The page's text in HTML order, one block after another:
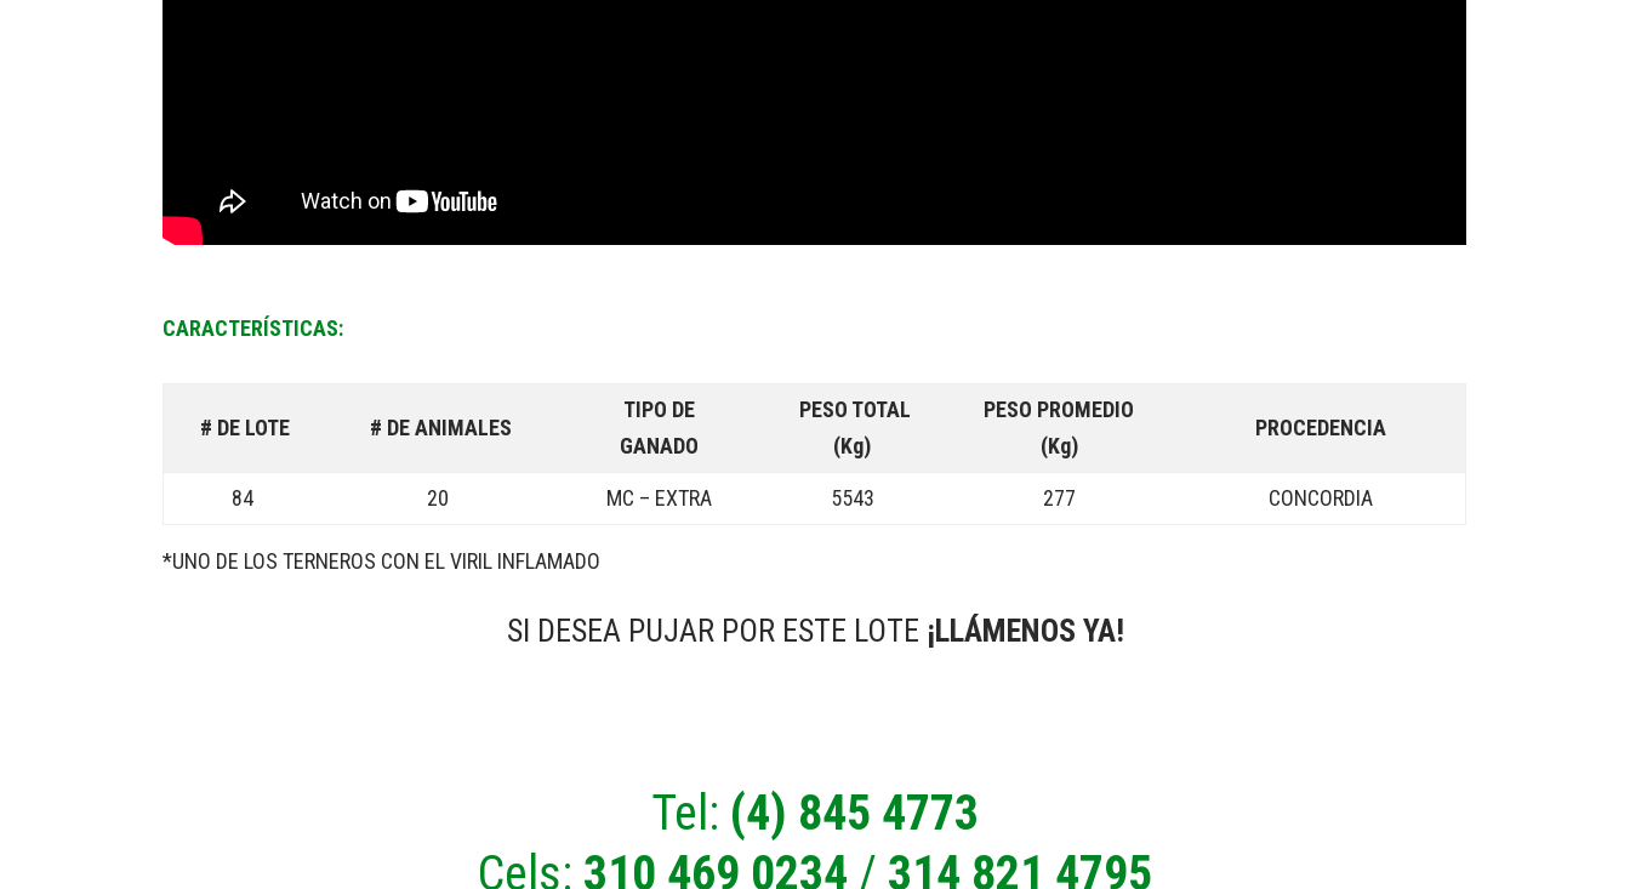
CARACTERÍSTICAS:
# DE LOTE # DE ANIMALES
TIPO DE
GANADO
PESO TOTAL
(Kg)
PESO PROMEDIO
(Kg)
PROCEDENCIA
84 20 MC – EXTRA 5543 277 CONCORDIA
*UNO DE LOS TERNEROS CON EL VIRIL INFLAMADO
SI DESEA PUJAR POR ESTE LOTE ¡LLÁMENOS YA!
Tel: (4) 845 4773
Cels: 310 469 0234 / 314 821 4795